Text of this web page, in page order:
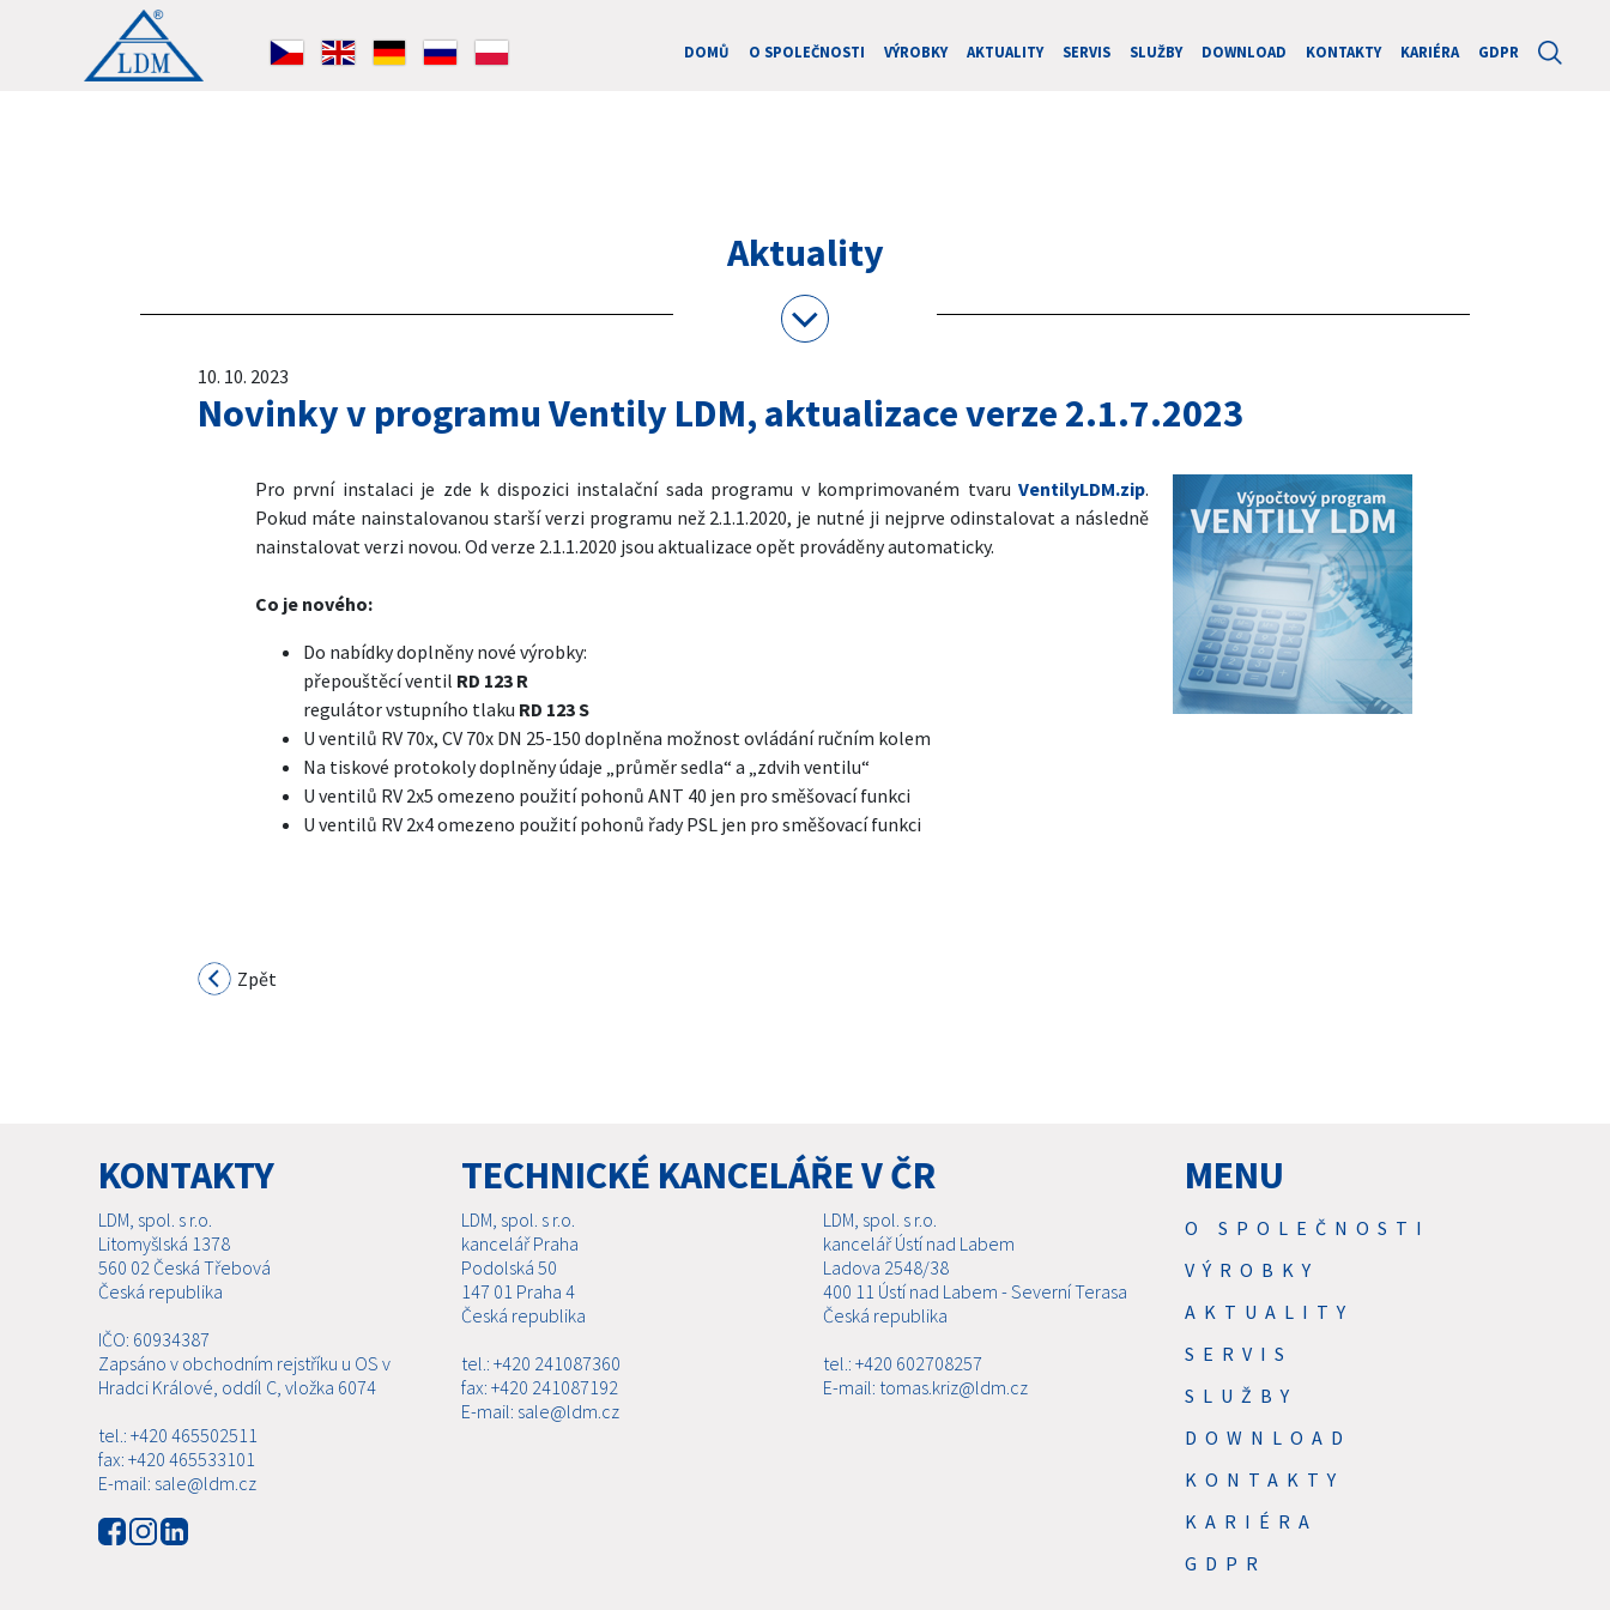
DOMŮ O SPOLEČNOSTI VÝROBKY AKTUALITY SERVIS SLUŽBY DOWNLOAD KONTAKTY KARIÉRA GDPR
Aktuality
10. 10. 2023
Novinky v programu Ventily LDM, aktualizace verze 2.1.7.2023
Pro první instalaci je zde k dispozici instalační sada programu v komprimovaném tvaru VentilyLDM.zip.
Pokud máte nainstalovanou starší verzi programu než 2.1.1.2020, je nutné ji nejprve odinstalovat a následně
nainstalovat verzi novou. Od verze 2.1.1.2020 jsou aktualizace opět prováděny automaticky.
Co je nového:
Do nabídky doplněny nové výrobky:
přepouštěcí ventil RD 123 R
regulátor vstupního tlaku RD 123 S
U ventilů RV 70x, CV 70x DN 25-150 doplněna možnost ovládání ručním kolem
Na tiskové protokoly doplněny údaje „průměr sedla“ a „zdvih ventilu“
U ventilů RV 2x5 omezeno použití pohonů ANT 40 jen pro směšovací funkci
U ventilů RV 2x4 omezeno použití pohonů řady PSL jen pro směšovací funkci
Zpět
KONTAKTY
LDM, spol. s r.o.
Litomyšlská 1378
560 02 Česká Třebová
Česká republika
IČO: 60934387
Zapsáno v obchodním rejstříku u OS v
Hradci Králové, oddíl C, vložka 6074
tel.: +420 465502511
fax: +420 465533101
E-mail: sale@ldm.cz
TECHNICKÉ KANCELÁŘE V ČR
LDM, spol. s r.o.
kancelář Praha
Podolská 50
147 01 Praha 4
Česká republika
tel.: +420 241087360
fax: +420 241087192
E-mail: sale@ldm.cz
LDM, spol. s r.o.
kancelář Ústí nad Labem
Ladova 2548/38
400 11 Ústí nad Labem - Severní Terasa
Česká republika
tel.: +420 602708257
E-mail: tomas.kriz@ldm.cz
MENU
O SPOLEČNOSTI
VÝROBKY
AKTUALITY
SERVIS
SLUŽBY
DOWNLOAD
KONTAKTY
KARIÉRA
GDPR